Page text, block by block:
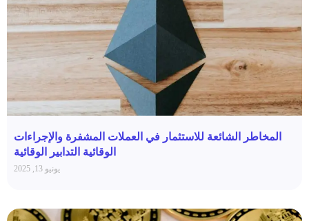
المخاطر الشائعة للاستثمار في العملات المشفرة والإجراءات
الوقائية التدابير الوقائية
يونيو 13, 2025